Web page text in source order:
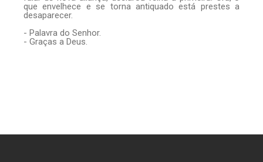
que envelhece e se torna antiquado está prestes a
desaparecer.
- Palavra do Senhor.
- Graças a Deus.